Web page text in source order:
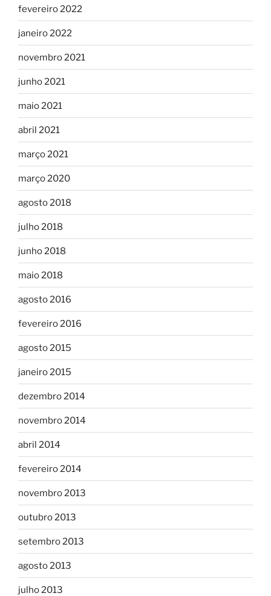
fevereiro 2022
janeiro 2022
novembro 2021
junho 2021
maio 2021
abril 2021
março 2021
março 2020
agosto 2018
julho 2018
junho 2018
maio 2018
agosto 2016
fevereiro 2016
agosto 2015
janeiro 2015
dezembro 2014
novembro 2014
abril 2014
fevereiro 2014
novembro 2013
outubro 2013
setembro 2013
agosto 2013
julho 2013